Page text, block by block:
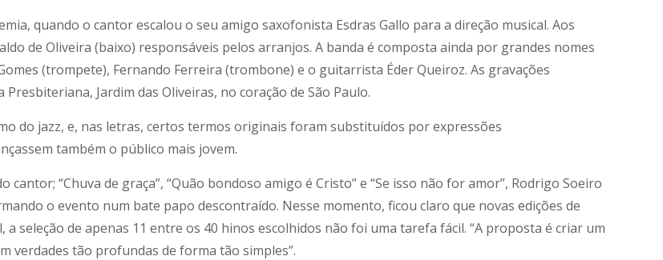
quando o cantor escalou o seu amigo saxofonista Esdras Gallo para a direção musical. Aos
de Oliveira (baixo) responsáveis pelos arranjos. A banda é composta ainda por grandes nomes
(trompete), Fernando Ferreira (trombone) e o guitarrista Éder Queiroz. As gravações
Jardim das Oliveiras, no coração de São Paulo.
do jazz, e, nas letras, certos termos originais foram substituídos por expressões
também o público mais jovem.
cantor; “Chuva de graça”, “Quão bondoso amigo é Cristo” e “Se isso não for amor”, Rodrigo Soeiro
o evento num bate papo descontraído. Nesse momento, ficou claro que novas edições de
a seleção de apenas 11 entre os 40 hinos escolhidos não foi uma tarefa fácil. “A proposta é criar um
verdades tão profundas de forma tão simples”.